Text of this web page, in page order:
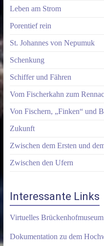
Leben am Strom
Porentief rein
St. Johannes von Nepumuk
Schenkung
Schiffer und Fähren
Vom Fischerkahn zum
Von Fischern, „Finken“ und
Zukunft
Zwischen dem Ersten und
Zwischen den Ufern
Interessante Links
Virtuelles Brückenhofmuseum
Dokumentation zu dem